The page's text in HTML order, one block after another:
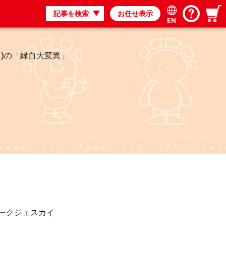
記事を検索 お任せ表示
EN
の「緑白大変異」
クジェスカイ